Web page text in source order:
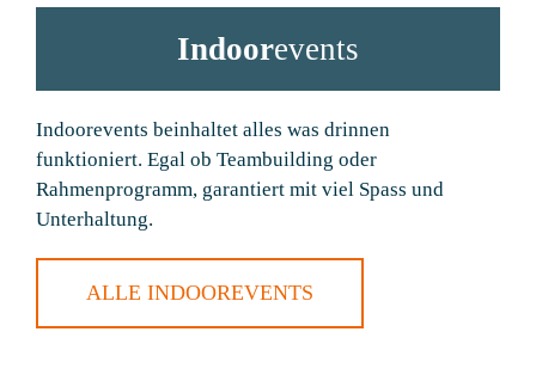
Indoorevents
Indoorevents beinhaltet alles was drinnen
funktioniert. Egal ob Teambuilding oder
Rahmenprogramm, garantiert mit viel Spass und
Unterhaltung.
ALLE INDOOREVENTS